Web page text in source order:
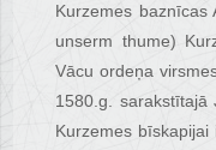
Kurzemes baznīcas
unserm thume)
Vācu ordeņa
1580.g. sarakstītajā
Kurzemes